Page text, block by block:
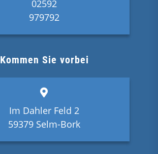
02592
979792
Kommen Sie vorbei
Im Dahler Feld 2
59379 Selm-Bork